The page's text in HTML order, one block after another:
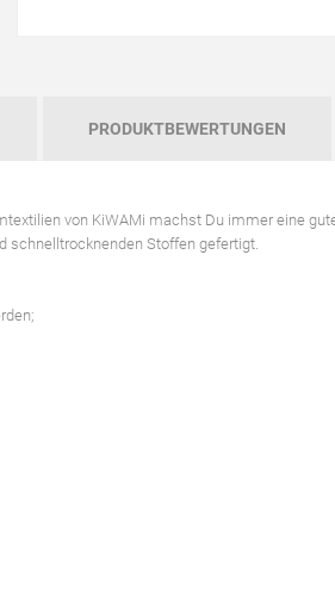
PRODUKTBEWERTUNGEN
von KiWAMi machst Du immer eine
schnelltrocknenden Stoffen gefertigt.